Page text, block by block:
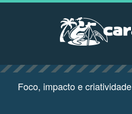
Foco, impacto e criatividade